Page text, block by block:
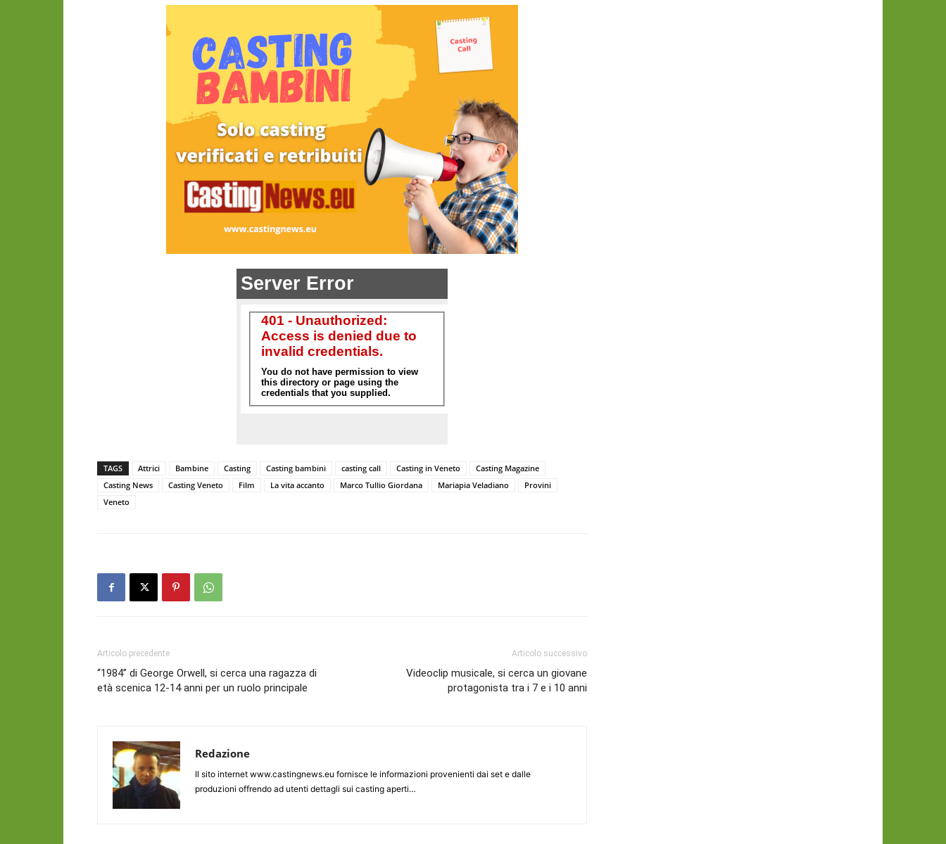
TAGS Attrici Bambine Casting Casting bambini casting call Casting in Veneto
Casting Magazine
Casting News
Casting Veneto Film La vita accanto Marco Tullio Giordana Mariapia Veladiano
Provini
Veneto
Articolo precedente
“1984” di George Orwell, si cerca una ragazza di
età scenica 12-14 anni per un ruolo principale
Articolo successivo
Videoclip musicale, si cerca un giovane
protagonista tra i 7 e i 10 anni
Redazione
Il sito internet www.castingnews.eu fornisce le informazioni provenienti dai set e dalle
produzioni offrendo ad utenti dettagli sui casting aperti…